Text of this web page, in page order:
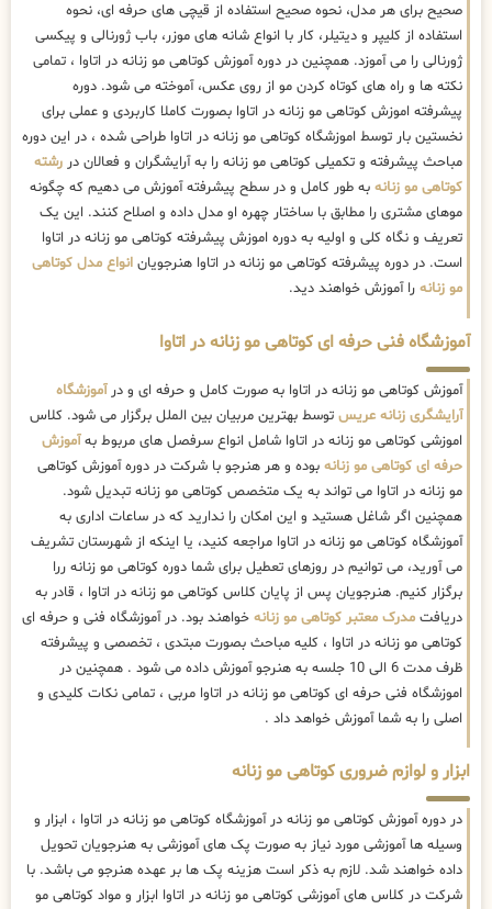
صحیح برای هر مدل، نحوه صحیح استفاده از قیچی های حرفه ای، نحوه
استفاده از کلیپر و دیتیلر، کار با انواع شانه های موزر، باب ژورنالی و پیکسی
ژورنالی را می آموزد. همچنین در دوره آموزش کوتاهی مو زنانه در اتاوا ، تمامی
نکته ها و راه های کوتاه کردن مو از روی عکس، آموخته می شود. دوره
پیشرفته اموزش کوتاهی مو زنانه در اتاوا بصورت کاملا کاربردی و عملی برای
نخستین بار توسط اموزشگاه کوتاهی مو زنانه در اتاوا طراحی شده ، در این دوره
مباحث پیشرفته و تکمیلی کوتاهی مو زنانه را به آرایشگران و فعالان در رشته
کوتاهی مو زنانه به طور کامل و در سطح پیشرفته آموزش می دهیم که چگونه
موهای مشتری را مطابق با ساختار چهره او مدل داده و اصلاح کنند. این یک
تعریف و نگاه کلی و اولیه به دوره اموزش پیشرفته کوتاهی مو زنانه در اتاوا
است. در دوره پیشرفته کوتاهی مو زنانه در اتاوا هنرجویان انواع مدل کوتاهی
مو زنانه را آموزش خواهند دید.
آموزشگاه فنی حرفه ای کوتاهی مو زنانه در اتاوا
آموزش کوتاهی مو زنانه در اتاوا به صورت کامل و حرفه ای و درآموزشگاه
آرایشگری زنانه عریس توسط بهترین مربیان بین الملل برگزار می شود. کلاس
اموزشی کوتاهی مو زنانه در اتاوا شامل انواع سرفصل های مربوط بهآموزش
حرفه ای کوتاهی مو زنانه بوده و هر هنرجو با شرکت در دوره آموزش کوتاهی
مو زنانه در اتاوا می تواند به یک متخصص کوتاهی مو زنانه تبدیل شود.
همچنین اگر شاغل هستید و این امکان را ندارید که در ساعات اداری به
آموزشگاه کوتاهی مو زنانه در اتاوا مراجعه کنید، یا اینکه از شهرستان تشریف
می آورید، می توانیم در روزهای تعطیل برای شما دوره کوتاهی مو زنانه ررا
برگزار کنیم. هنرجویان پس از پایان کلاس کوتاهی مو زنانه در اتاوا ، قادر به
دریافت مدرک معتبر کوتاهی مو زنانه خواهند بود. در آموزشگاه فنی و حرفه ای
کوتاهی مو زنانه در اتاوا ، کلیه مباحث بصورت مبتدی ، تخصصی و پیشرفته
ظرف مدت 6 الی 10 جلسه به هنرجو آموزش داده می شود . همچنین در
اموزشگاه فنی حرفه ای کوتاهی مو زنانه در اتاوا مربی ، تمامی نکات کلیدی و
اصلی را به شما آموزش خواهد داد .
ابزار و لوازم ضروری کوتاهی مو زنانه
در دوره آموزش کوتاهی مو زنانه در آموزشگاه کوتاهی مو زنانه در اتاوا ، ابزار و
وسیله ها آموزشی مورد نیاز به صورت پک های آموزشی به هنرجویان تحویل
داده خواهند شد. لازم به ذکر است هزینه پک ها بر عهده هنرجو می باشد. با
شرکت در کلاس های آموزشی کوتاهی مو زنانه در اتاوا ابزار و مواد کوتاهی مو